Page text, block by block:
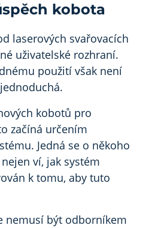
kobota
laserových svařovacích
uživatelské rozhraní.
použití však není
kobotů pro
začíná určením
Jedná se o někoho
ví, jak systém
k tomu, aby tuto
nemusí být odborníkem